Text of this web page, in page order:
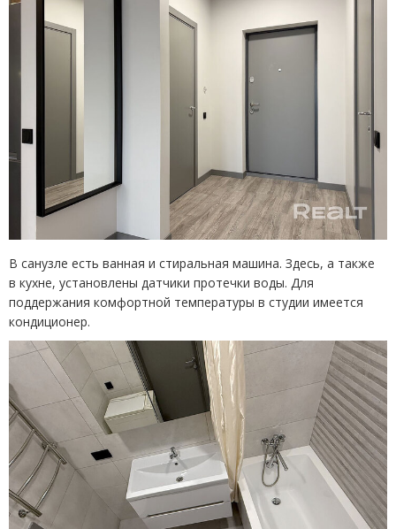
В санузле есть ванная и стиральная машина. Здесь, а также
в кухне, установлены датчики протечки воды. Для
поддержания комфортной температуры в студии имеется
кондиционер.